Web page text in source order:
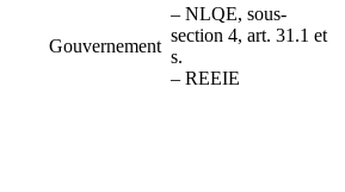
Gouvernement
– NLQE, sous-
section 4, art. 31.1 et
s.
– REEIE